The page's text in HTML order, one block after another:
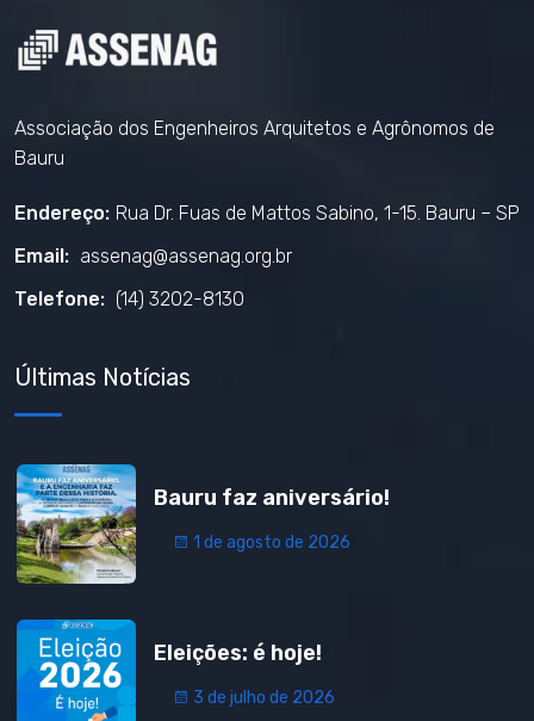
Associação dos Engenheiros Arquitetos e Agrônomos de
Bauru
Endereço: Rua Dr. Fuas de Mattos Sabino, 1-15. Bauru – SP
Email: assenag@assenag.org.br
Telefone: (14) 3202-8130
Últimas Notícias
Bauru faz aniversário!
1 de agosto de 2026
Eleições: é hoje!
3 de julho de 2026